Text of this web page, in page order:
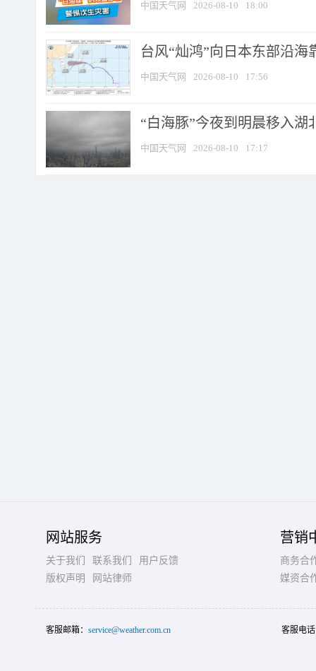
中国天气网 2026-08-10 18:00
台风“灿鸿”向日本东部沿海
中国天气网 2026-08-10 17:56
“白海豚”今夜到明晨移入湖
中国天气网 2026-08-10 17:17
网站服务
关于我们 联系我们
用户反馈
版权声明
网站律师
营销
商务合
媒资合
客服邮箱： service@weather.com.cn 客服电